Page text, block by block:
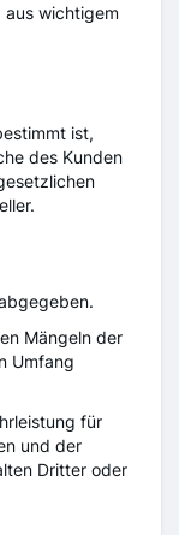
aus wichtigem
ist,
des Kunden
Mängeln der
Umfang
für
und der
Dritter oder